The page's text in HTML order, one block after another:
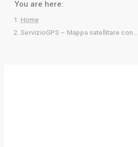
You are here:
Home
ServizioGPS – Mappa satellitare con…